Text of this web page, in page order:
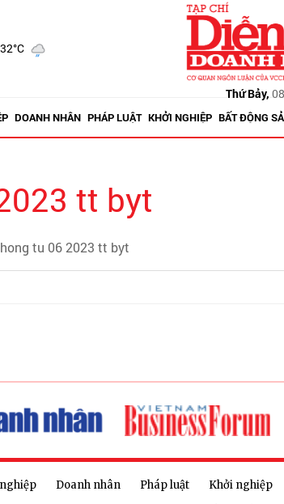
Thứ Bảy,
DOANH NHÂN PHÁP LUẬT KHỞI NGHIỆP BẤT ĐỘNG
tt byt
tu 06 2023 tt byt
Doanh nhân Pháp luật Khởi nghiệp